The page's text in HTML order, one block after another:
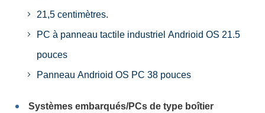
21,5 centimètres.
PC à panneau tactile industriel Andrioid OS 21.5
pouces
Panneau Andrioid OS PC 38 pouces
Systèmes embarqués/PCs de type boîtier